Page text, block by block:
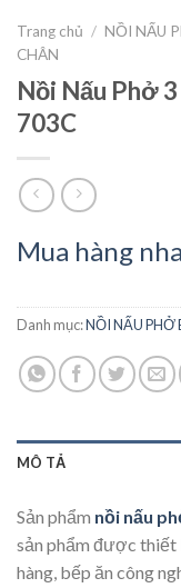
Trang chủ / NỒI NẤU
CHÂN
Nồi Nấu Phở
703C
Mua hàng
Danh mục:NỒI NẤU PHỞ
MÔ TẢ
Sản phẩm nồi nấu
sản phẩm được thiết
hàng, bếp ăn công